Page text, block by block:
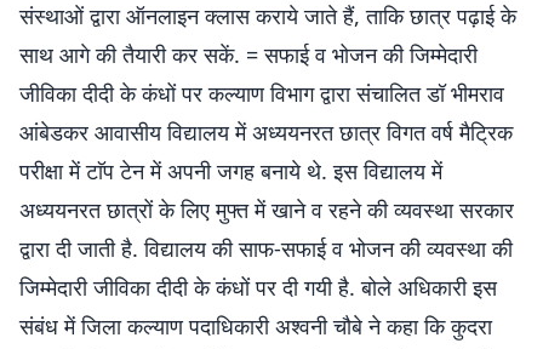
संस्थाओं द्वारा ऑनलाइन क्लास कराये जाते हैं, ताकि छात्र पढ़ाई के
साथ आगे की तैयारी कर सकें. = सफाई व भोजन की जिम्मेदारी
जीविका दीदी के कंधों पर कल्याण विभाग द्वारा संचालित डॉ भीमराव
आंबेडकर आवासीय विद्यालय में अध्ययनरत छात्र विगत वर्ष मैट्रिक
परीक्षा में टाॅप टेन में अपनी जगह बनाये थे. इस विद्यालय में
अध्ययनरत छात्रों के लिए मुफ्त में खाने व रहने की व्यवस्था सरकार
द्वारा दी जाती है. विद्यालय की साफ-सफाई व भोजन की व्यवस्था की
जिम्मेदारी जीविका दीदी के कंधों पर दी गयी है. बोले अधिकारी इस
संबंध में जिला कल्याण पदाधिकारी अश्वनी चौबे ने कहा कि कुदरा